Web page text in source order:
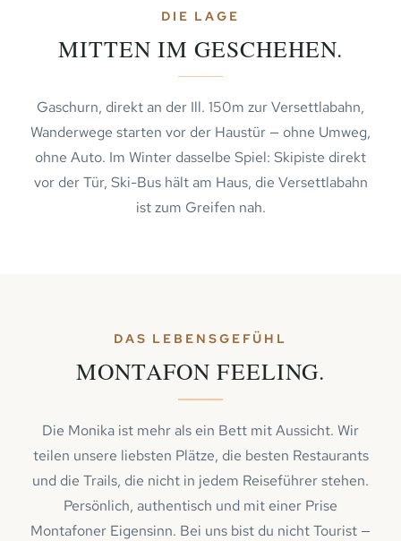
DIE LAGE
MITTEN IM GESCHEHEN.
Gaschurn, direkt an der Ill. 150m zur Versettlabahn,
Wanderwege starten vor der Haustür — ohne Umweg,
ohne Auto. Im Winter dasselbe Spiel: Skipiste direkt
vor der Tür, Ski-Bus hält am Haus, die Versettlabahn
ist zum Greifen nah.
DAS LEBENSGEFÜHL
MONTAFON FEELING.
Die Monika ist mehr als ein Bett mit Aussicht. Wir
teilen unsere liebsten Plätze, die besten Restaurants
und die Trails, die nicht in jedem Reiseführer stehen.
Persönlich, authentisch und mit einer Prise
Montafoner Eigensinn. Bei uns bist du nicht Tourist —